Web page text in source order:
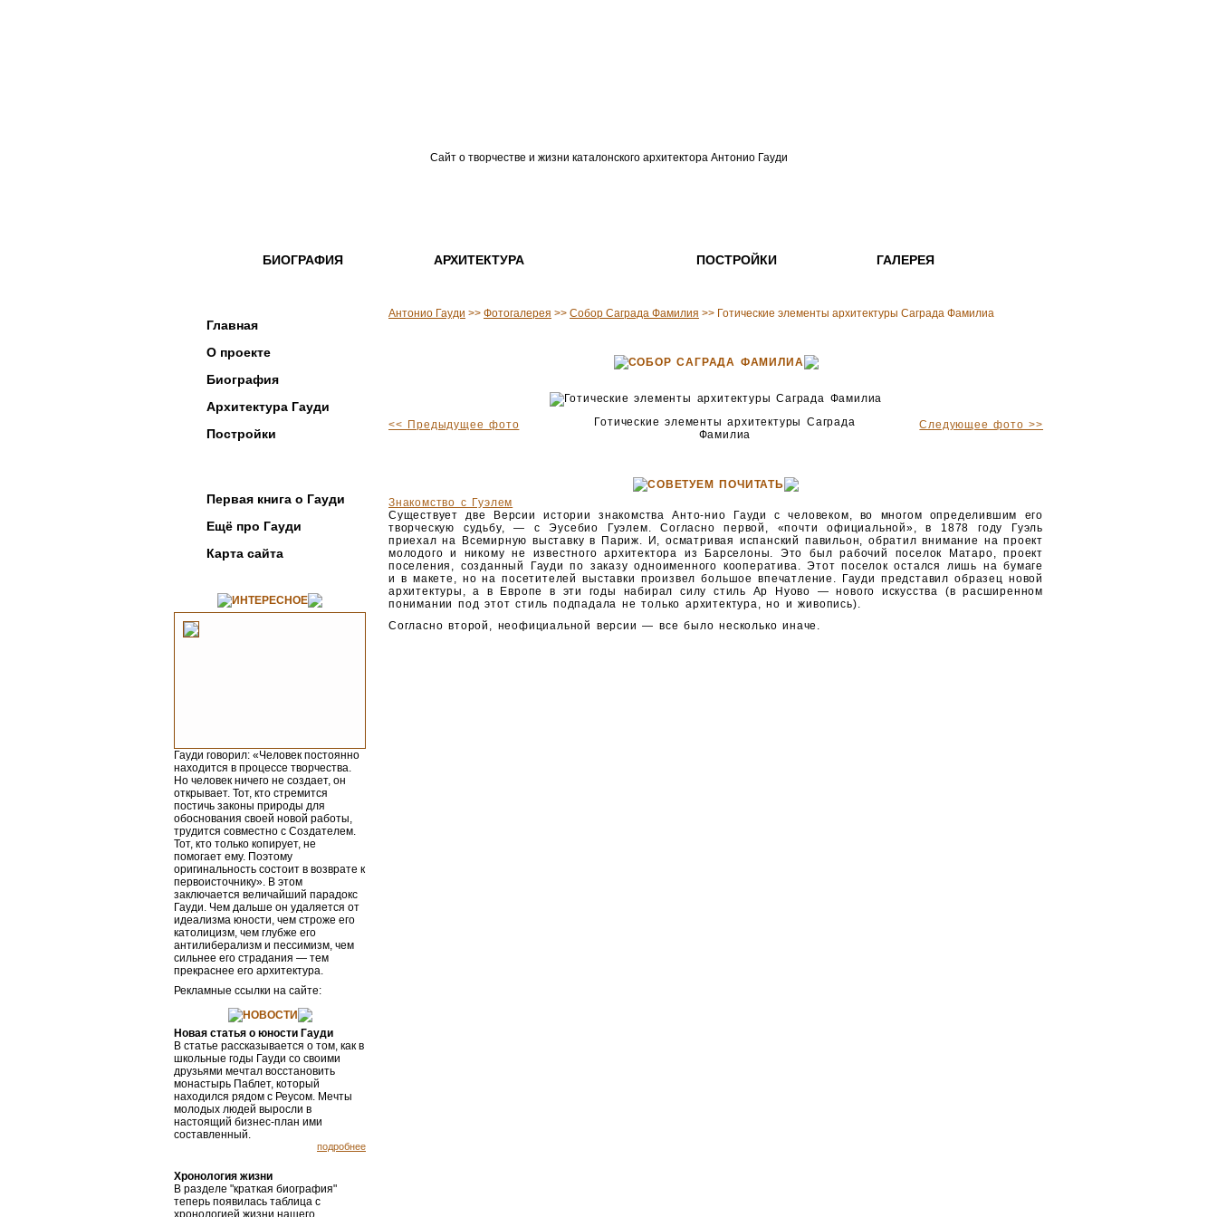
Сайт о творчестве и жизни каталонского архитектора Антонио Гауди
БИОГРАФИЯ АРХИТЕКТУРА ПОСТРОЙКИ ГАЛЕРЕЯ
Главная
О проекте
Биография
Архитектура Гауди
Постройки
Первая книга о Гауди
Ещё про Гауди
Карта сайта
ИНТЕРЕСНОЕ
Гауди говорил: «Человек постоянно
находится в процессе творчества.
Но человек ничего не создает, он
открывает. Тот, кто стремится
постичь законы природы для
обоснования своей новой работы,
трудится совмест­но с Создателем.
Тот, кто только копирует, не
помогает ему. Поэтому
оригинальность состоит в возврате к
первоисточнику». В этом
заключается величайший парадокс
Гауди. Чем дальше он удаляется от
идеализма юности, чем строже его
католицизм, чем глубже его
антилиберализм и пессимизм, чем
сильнее его страдания — тем
прекраснее его архитектура.
Рекламные ссылки на сайте:
НОВОСТИ
Новая статья о юности Гауди
В статье рассказывается о том, как в
школьные годы Гауди со своими
друзьями мечтал восстановить
монастырь Паблет, который
находился рядом с Реусом. Мечты
молодых людей выросли в
настоящий бизнес-план ими
составленный.
подробнее
Хронология жизни
В разделе "краткая биография"
теперь появилась таблица с
хронологией жизни нашего
Антонио Гауди >> Фотогалерея >> Собор Саграда Фамилия >> Готические элементы архитектуры Саграда Фамилиа
СОБОР САГРАДА ФАМИЛИА
<< Предыдущее фото
Готические элементы архитектуры Саграда
Фамилиа
Следующее фото >>
СОВЕТУЕМ ПОЧИТАТЬ
Знакомство с Гуэлем
Существует две Версии истории знакомства Анто-нио Гауди с человеком, во многом определившим его
творческую судьбу, — с Эусебио Гуэлем. Согласно первой, «почти официальной», в 1878 году Гуэль
приехал на Всемирную выставку в Париж. И, осматривая испанский павильон, обратил внимание на проект
молодого и никому не известного архитектора из Барселоны. Это был рабочий поселок Матаро, проект
поселения, созданный Гауди по заказу одноименного кооператива. Этот поселок остался лишь на бумаге
и в макете, но на посетителей выставки произвел большое впечатление. Гауди представил образец новой
архитектуры, а в Европе в эти годы набирал силу стиль Ар Нуово — нового искусства (в расширенном
понимании под этот стиль подпадала не только архитектура, но и живопись).
Согласно второй, неофициальной версии — все было несколько иначе.